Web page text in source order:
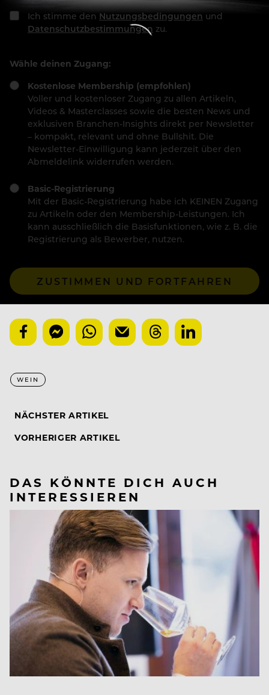
Ich stimme den Nutzungsbedingungen und
Datenschutzbestimmungen zu.
Wähle deinen Zugang:
Kostenlose Membership (empfohlen)
Voller und kostenloser Zugang zu allen Artikeln,
Videos & Masterclasses sowie die besten News und
exklusiven Branchen-Insights direkt per Newsletter
– kompakt, relevant und ohne Bullshit. Die
Newsletter-Einwilligung kann jederzeit über den
Abmeldelink widerrufen werden.
Basic-Registrierung
Mit der Basic-Registrierung habe ich KEINEN Zugang
zu Artikeln oder den Membership-Leistungen. Ich
kann ausschließlich die Basisfunktionen, wie z. B. die
Registrierung als Bewerber, nutzen.
ZUSTIMMEN UND FORTFAHREN
WEIN
NÄCHSTER ARTIKEL
VORHERIGER ARTIKEL
DAS KÖNNTE DICH AUCH
INTERESSIEREN